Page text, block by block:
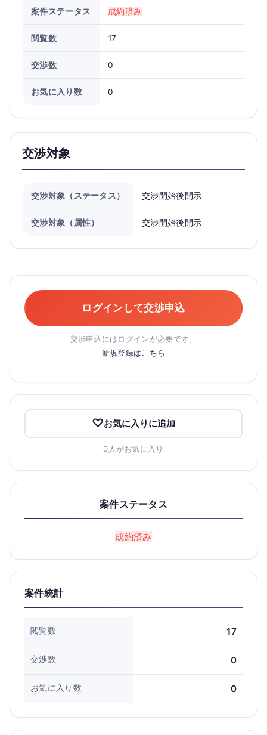
案件ステータス 成約済み
閲覧数 17
交渉数 0
お気に入り数 0
交渉対象
交渉対象（ステータス） 交渉開始後開示
交渉対象（属性） 交渉開始後開示
ログインして交渉申込
交渉申込にはログインが必要です。
新規登録はこちら
お気に入りに追加
0人がお気に入り
案件ステータス
成約済み
案件統計
閲覧数 17
交渉数 0
お気に入り数 0